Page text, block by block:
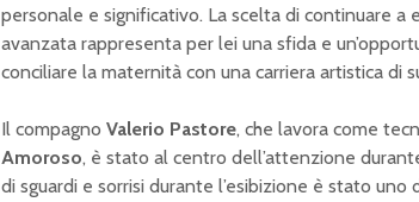
personale e significativo. La scelta di continuare a
avanzata rappresenta per lei una sfida e
conciliare la maternità con una carriera artistica di
Il compagno Valerio Pastore, che lavora come
Amoroso, è stato al centro dell’attenzione
di sguardi e sorrisi durante l’esibizione è stato